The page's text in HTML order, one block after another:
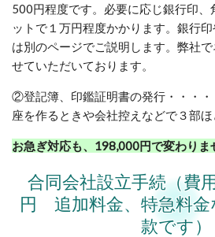
500円程度です。必要に応じ銀行印、
ットで１万円程度かかります。銀行
は別のページでご説明します。弊社
せていただいており
②登記簿、印鑑証明書の発行・・・
座を作るときや会社控えなどで３部ほ
お急ぎ対応も、198,000円で変わりま
合同会社設立手続（
円 追加料金、特急料
款です）